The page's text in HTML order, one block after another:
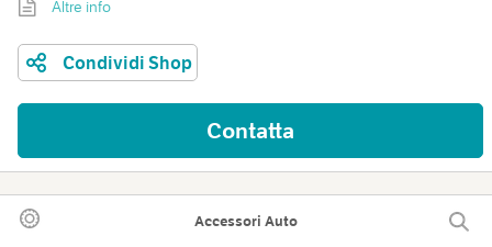
Altre info
Condividi Shop
Contatta
Accessori Auto